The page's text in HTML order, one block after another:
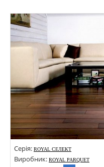
Розміри: 500-1600х100х22;
Стилі:
Кольори:
Серія: ROYAL СЕЛЕКТ
Виробник: ROYAL PARQUET